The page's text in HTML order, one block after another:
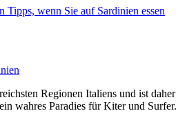
Tipps, wenn Sie auf Sardinien essen
Regionen Italiens und ist daher
wahres Paradies für Kiter und Surfer.